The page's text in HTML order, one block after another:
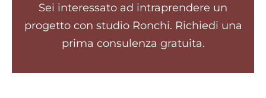
Sei interessato ad intraprendere un
progetto con studio Ronchi. Richiedi una
prima consulenza gratuita.